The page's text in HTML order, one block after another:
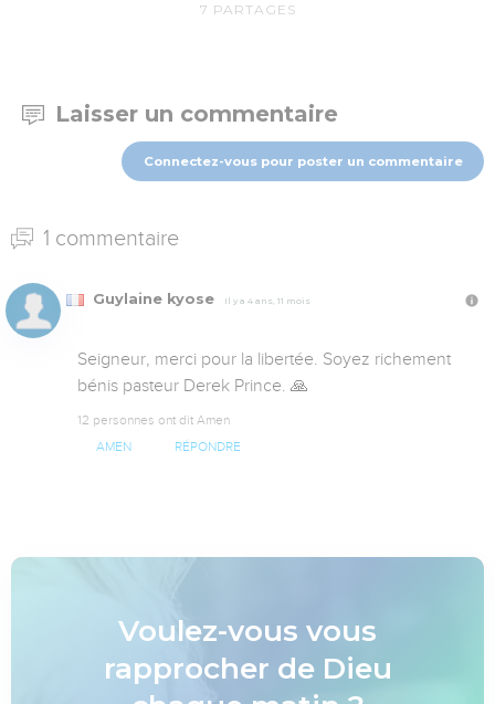
7 PARTAGES
Laisser un commentaire
Connectez-vous pour poster un commentaire
1 commentaire
Guylaine kyose Il y a 4 ans, 11 mois
Seigneur, merci pour la libertée. Soyez richement
bénis pasteur Derek Prince. 🙏
12 personnes ont dit Amen
AMEN RÉPONDRE
Voulez-vous vous
rapprocher de Dieu